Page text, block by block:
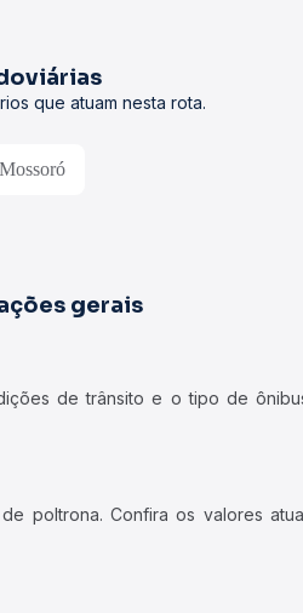
que atuam nesta rota.
Mossoró
gerais
de trânsito e o tipo de
poltrona. Confira os valores